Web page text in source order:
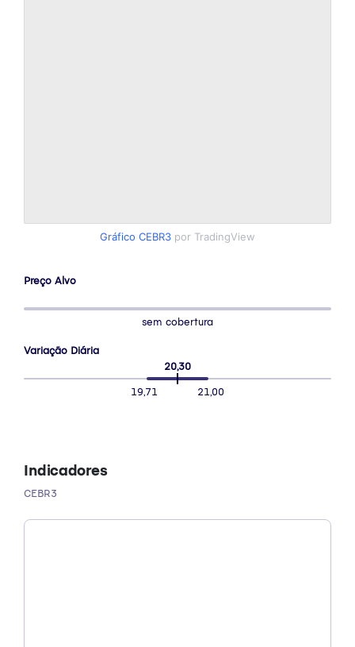
Gráfico CEBR3 por TradingView
Preço Alvo
sem cobertura
Variação Diária
20,30
19,71
21,00
Indicadores
CEBR3